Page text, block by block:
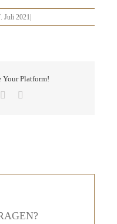
Juli 2021
Your Platform!
Pinterest